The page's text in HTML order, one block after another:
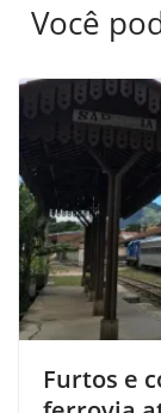
Você
Furtos e